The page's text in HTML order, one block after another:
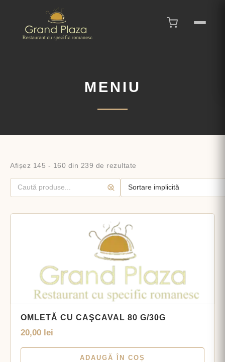
MENIU
Afișez 145 - 160 din 239 de rezultate
OMLETĂ CU CAŞCAVAL 80 G/30G
20,00 lei
ADAUGĂ ÎN COȘ